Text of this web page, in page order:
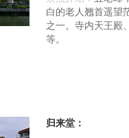
白的老人翘首遥望
之一。寺内天王殿
等。
归来堂：